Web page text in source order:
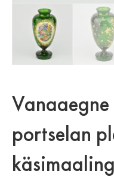
portselan
käsimaaling